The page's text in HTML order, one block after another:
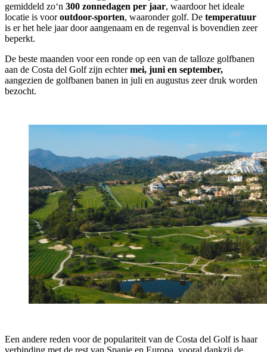
gemiddeld zo‘n 300 zonnedagen per jaar, waardoor het ideale
locatie is vooroutdoor-sporten, waaronder golf. De temperatuur
is er het hele jaar door aangenaam en de regenval is bovendien zeer
beperkt.
De beste maanden voor een ronde op een van de talloze golfbanen
aan de Costa del Golf zijn echtermei, juni en september,
aangezien de golfbanen banen in juli en augustus zeer druk worden
bezocht.
Een andere reden voor de populariteit van de Costa del Golf is haar
verbinding met de rest van Spanje en Europa, vooral dankzij de